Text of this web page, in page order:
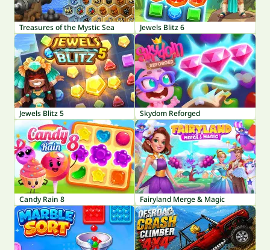
Treasures of the Mystic Sea Jewels Blitz 6
Jewels Blitz 5 Skydom Reforged
Candy Rain 8 Fairyland Merge & Magic